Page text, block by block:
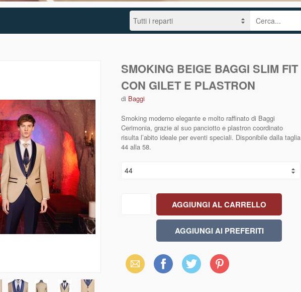
SMOKING BEIGE BAGGI SLIM FIT
CON GILET E PLASTRON
di Baggi
Smoking moderno elegante e molto raffinato di Baggi
Cerimonia, grazie al suo panciotto e plastron coordinato
risulta l’abito ideale per eventi speciali. Disponibile dalla taglia
44 alla 58.
Email Facebook X Pinterest